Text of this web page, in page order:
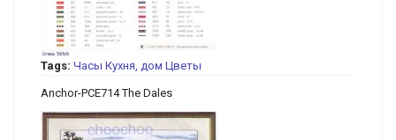
Tags: Часы Кухня, дом Цветы
Anchor-PCE714 The Dales